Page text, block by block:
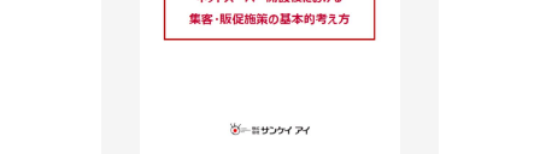
セールスプロモーション